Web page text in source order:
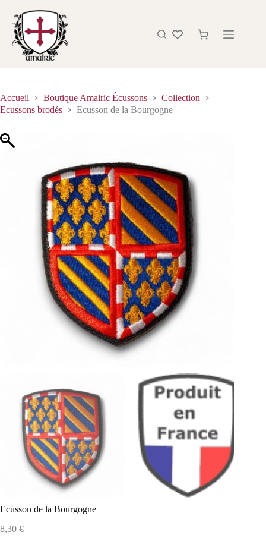
Accueil Boutique Amalric Écussons
Collection
Ecussons brodés
Ecusson de la Bourgogne
Ecusson de la Bourgogne
8,30 €